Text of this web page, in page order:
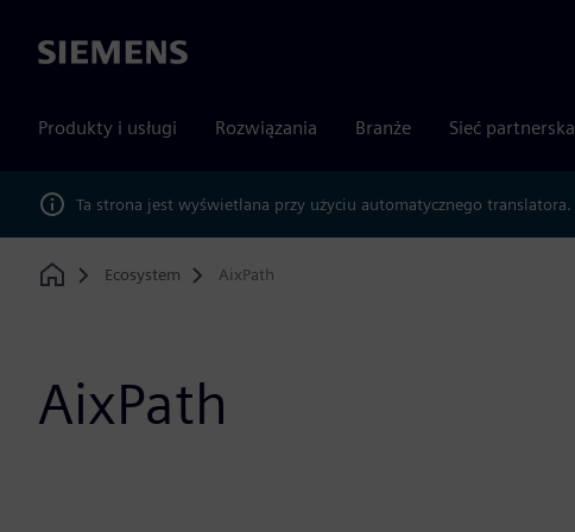
Siemens
Produkty i usługi Rozwiązania Branże Sieć partnerska
Ta strona jest wyświetlana przy użyciu automatycznego translatora.
Home
Ecosystem AixPath
AixPath